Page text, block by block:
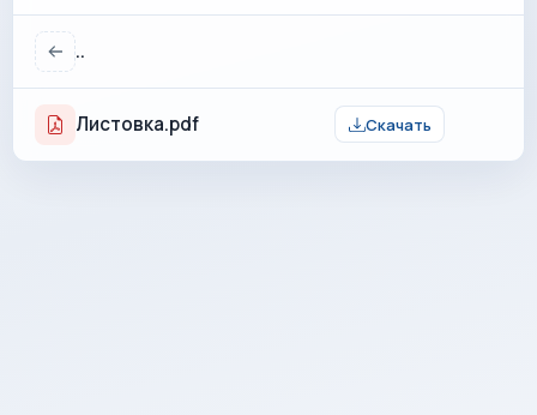
..
Листовка.pdf Скачать